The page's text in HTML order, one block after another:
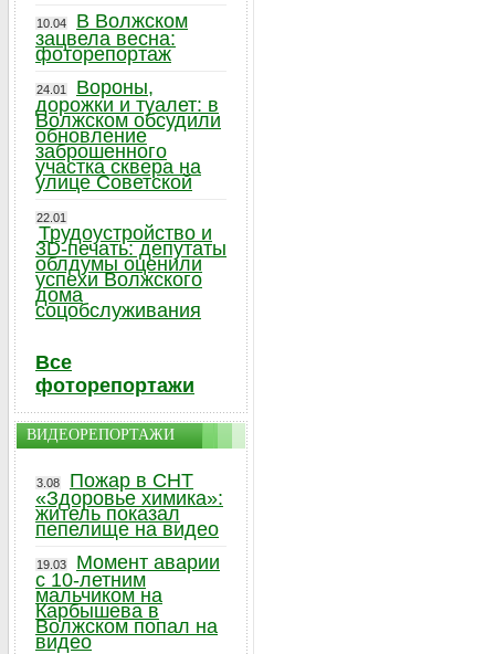
10.04
В Волжском
зацвела весна:
фоторепортаж
24.01
Вороны,
дорожки и туалет: в
Волжском обсудили
обновление
заброшенного
участка сквера на
улице Советской
22.01
Трудоустройство и
3D-печать: депутаты
облдумы оценили
успехи Волжского
дома
соцобслуживания
Все
фоторепортажи
ВИДЕОРЕПОРТАЖИ
3.08
Пожар в СНТ
«Здоровье химика»:
житель показал
пепелище на видео
19.03
Момент аварии
с 10-летним
мальчиком на
Карбышева в
Волжском попал на
видео